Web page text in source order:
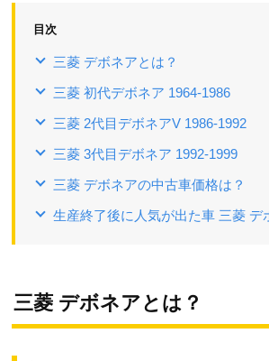
目次
三菱 デボネアとは？
三菱 初代デボネア 1964-1986
三菱 2代目デボネアV 1986-1992
三菱 3代目デボネア 1992-1999
三菱 デボネアの中古車価格は？
生産終了後に人気が出た車 三菱 デ
三菱 デボネアとは？